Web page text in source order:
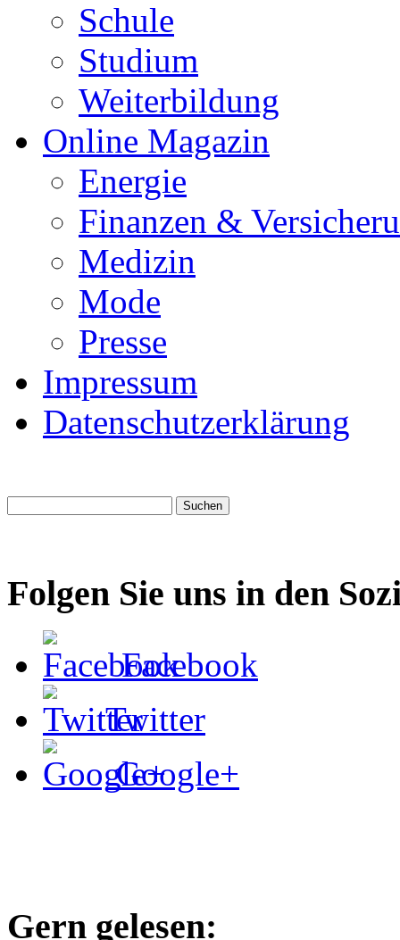
Schule
Studium
Weiterbildung
Online Magazin
Energie
Finanzen &
Medizin
Mode
Presse
Impressum
Datenschutzerklärung
Folgen Sie uns in den
Facebook
Twitter
Google+
Gern gelesen: